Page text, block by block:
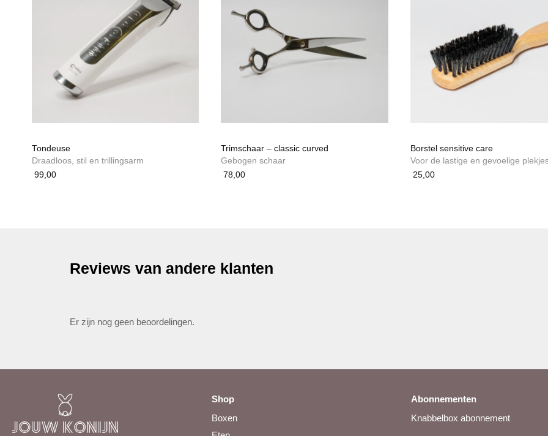
Tondeuse
Draadloos, stil en trillingsarm
99,00
Trimschaar – classic curved
Gebogen schaar
78,00
Borstel sensitive care
Voor de lastige en gevoelige
25,00
Reviews van andere klanten
Er zijn nog geen beoordelingen.
Shop
Boxen
Abonnementen
Knabbelbox abonnement